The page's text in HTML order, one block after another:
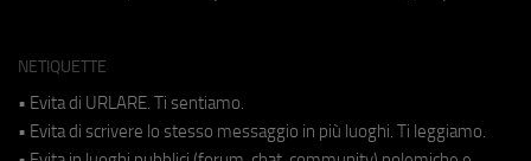
NETIQUETTE
• Evita di URLARE. Ti sentiamo.
• Evita di scrivere lo stesso messaggio in più luoghi. Ti leggiamo.